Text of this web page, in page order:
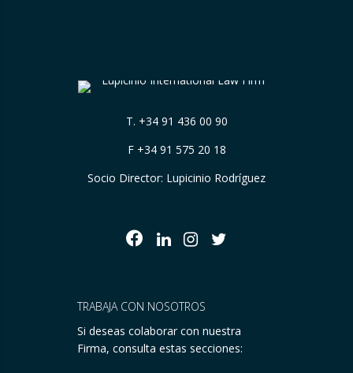
T. +34 91 436 00 90
F +34 91 575 20 18
Socio Director: Lupicinio Rodríguez
TRABAJA CON NOSOTROS
Si deseas colaborar con nuestra
Firma, consulta estas secciones: